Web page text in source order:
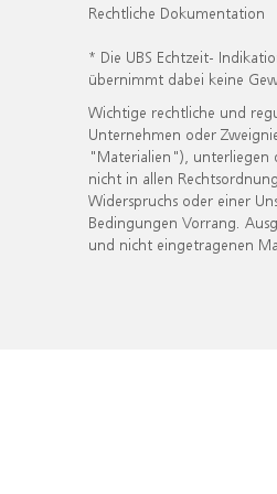
Rechtliche Dokumentation
* Die UBS Echtzeit-
übernimmt dabei keine
Wichtige rechtliche und
Unternehmen oder
"Materialien"), unterliegen
nicht in allen
Widerspruchs oder einer
Bedingungen Vorrang.
und nicht eingetragenen